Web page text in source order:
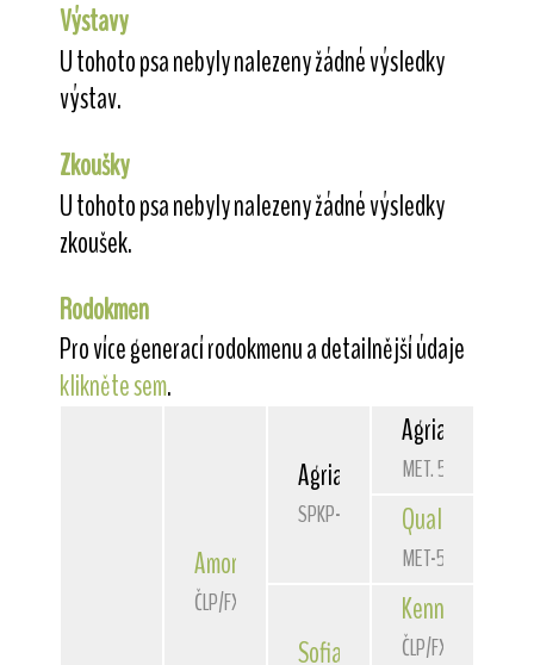
Výstavy
U tohoto psa nebyly nalezeny žádné výsledky
výstav.
Zkoušky
U tohoto psa nebyly nalezeny žádné výsledky
zkoušek.
Rodokmen
Pro více generací rodokmenu a detailnější údaje
klikněte sem.
Amon
ČLP/FXH/37033
Agria Wild World
SPKP-2492
Sofia Laura Super Pride
Agria
MET. 5306/03
Qualla
MET-5416/H/03
Kenno
ČLP/FXH/30150